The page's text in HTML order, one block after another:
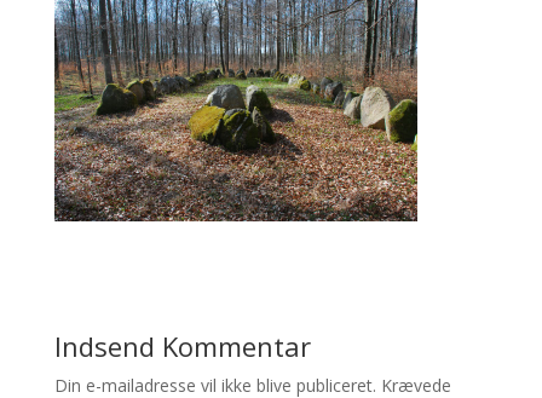
Indsend Kommentar
Din e-mailadresse vil ikke blive publiceret. Krævede